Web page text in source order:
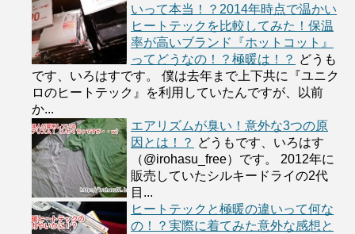
いって本当！？2014年時点で温かい
ヒートテックを比較してみた！保温
率が高いブランド『ホットコット』
ってどうなの！？極暖は！？ どうも
です、いろはすです。 僕は去年まで上下共に『ユニク
ロのヒートテック』を利用していたんですが、以前
か...
エアリズムが臭い！意外な3つの原
因とは！？ どうもです、いろはす
（@irohasu_free）です。 2012年に
販売していたシルキードライの2代
目...
ヒートテックと極暖の違いって何な
の！？実際に着てみた意外な感想と